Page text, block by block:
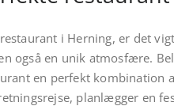
i Herning, er det
også en unik atmosfære.
en perfekt kombination
planlægger en